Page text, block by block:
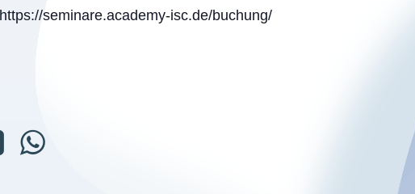
https://seminare.academy-isc.de/buchung/